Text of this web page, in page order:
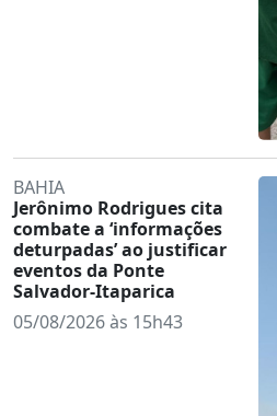
BAHIA
Jerônimo Rodrigues cita
combate a ‘informações
deturpadas’ ao justificar
eventos da Ponte
Salvador-Itaparica
05/08/2026 às 15h43